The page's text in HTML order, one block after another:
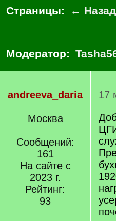
Страницы: ← Назад
Модератор:
andreeva_daria
Москва
Сообщений:
161
На сайте с
2023 г.
Рейтинг:
93
17